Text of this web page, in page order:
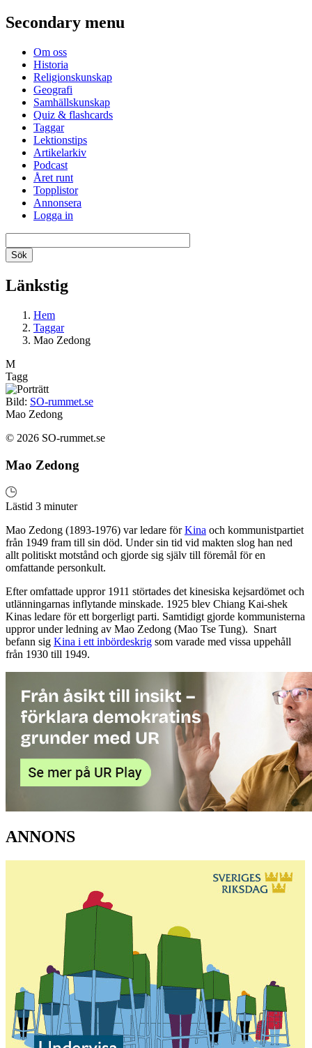
Secondary menu
Om oss
Historia
Religionskunskap
Geografi
Samhällskunskap
Quiz & flashcards
Taggar
Lektionstips
Artikelarkiv
Podcast
Året runt
Topplistor
Annonsera
Logga in
Länkstig
Hem
Taggar
Mao Zedong
M
Tagg
Bild: SO-rummet.se
Mao Zedong
© 2026 SO-rummet.se
Mao Zedong
Lästid 3 minuter
Mao Zedong (1893-1976) var ledare förKina och kommunistpartiet
från 1949 fram till sin död. Under sin tid vid makten slog han ned
allt politiskt motstånd och gjorde sig själv till föremål för en
omfattande personkult.
Efter omfattade uppror 1911 störtades det kinesiska kejsardömet och
utlänningarnas inflytande minskade. 1925 blev Chiang Kai-shek
Kinas ledare för ett borgerligt parti. Samtidigt gjorde kommunisterna
uppror under ledning av Mao Zedong (Mao Tse Tung). Snart
befann sig Kina i ett inbördeskrig som varade med vissa uppehåll
från 1930 till 1949.
ANNONS